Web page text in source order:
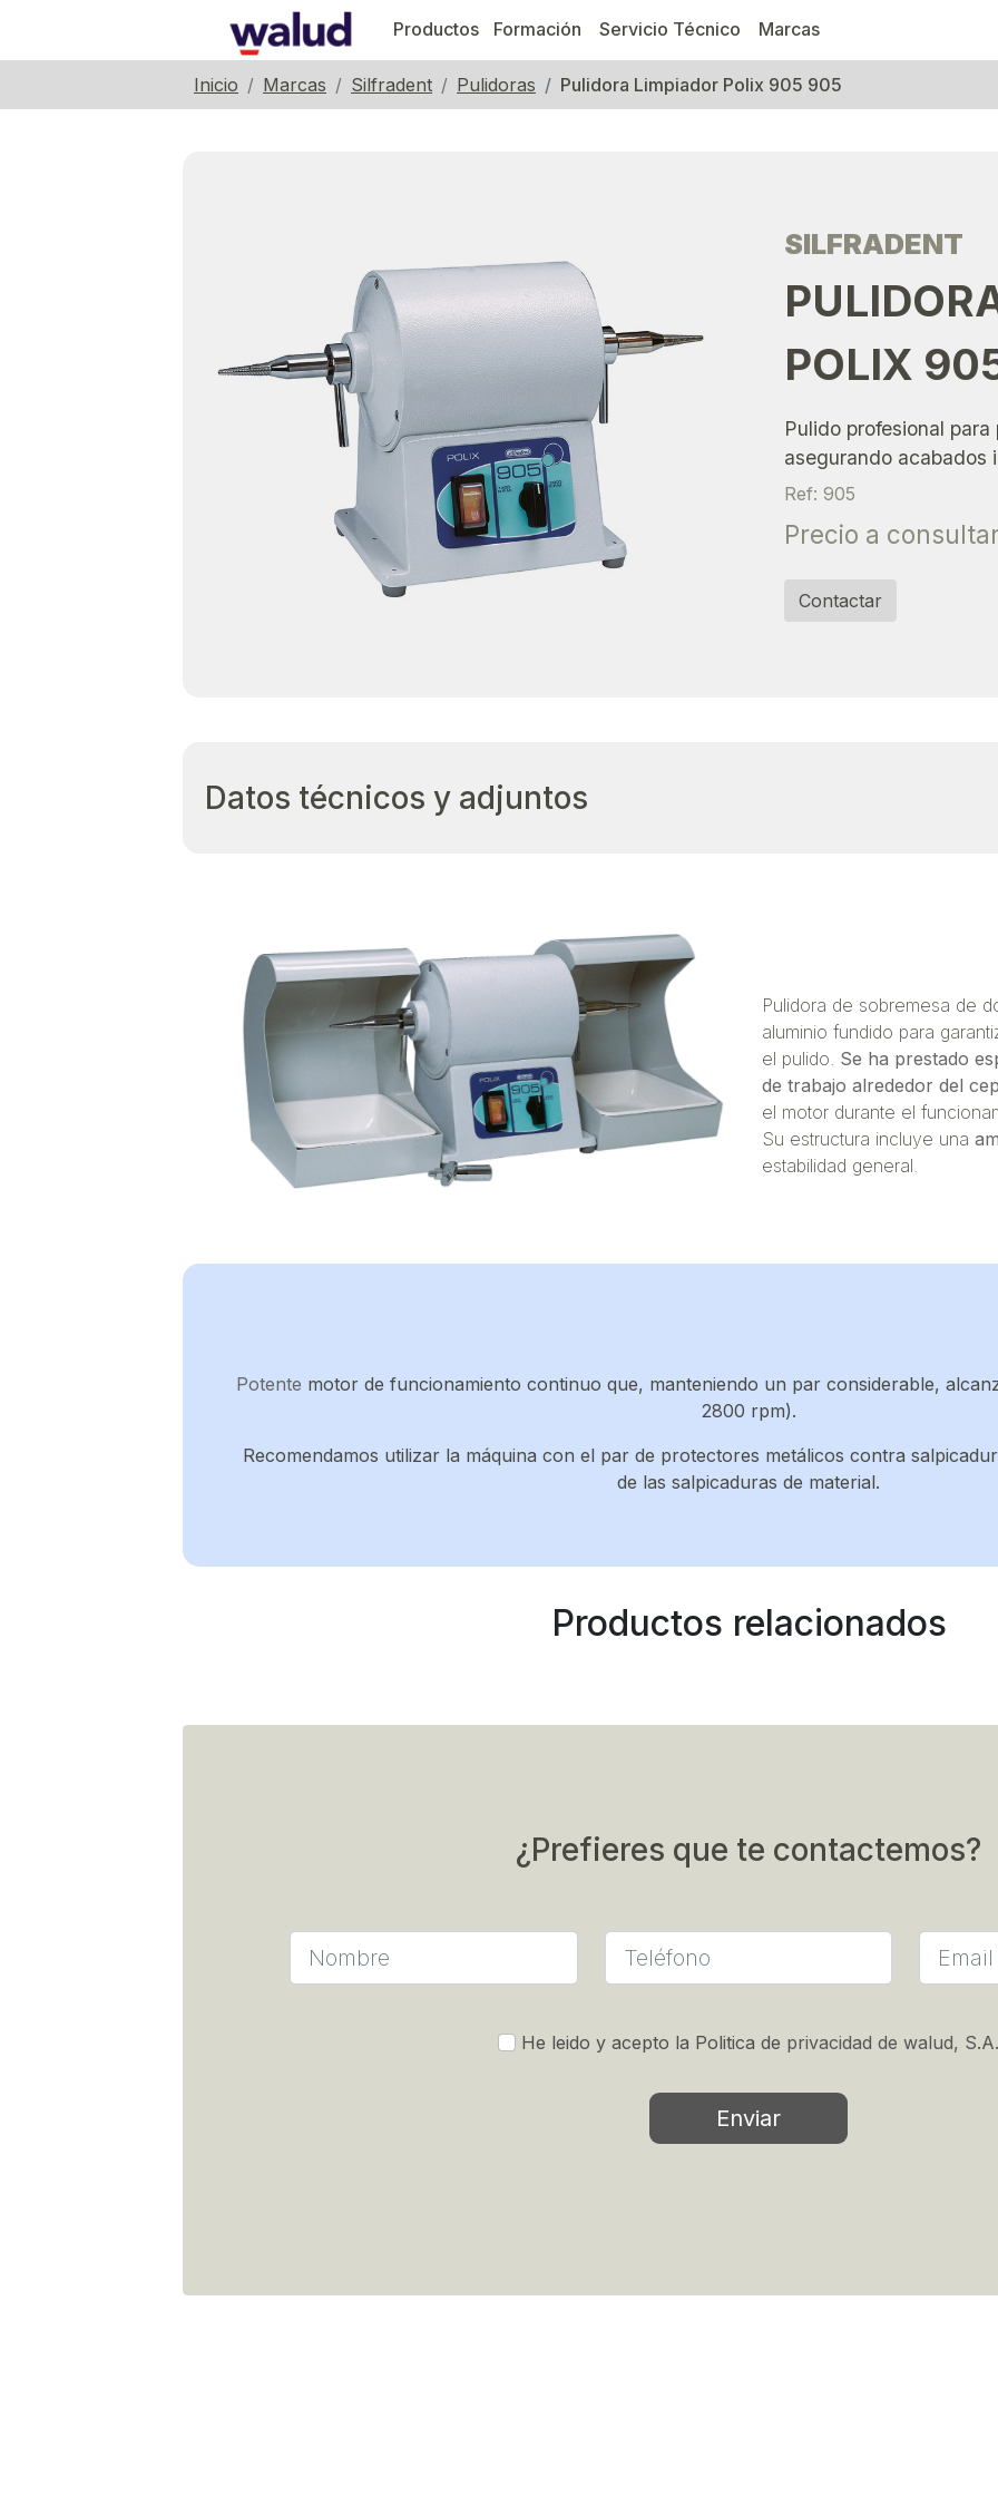
Productos Formación Servicio Técnico Marcas
Inicio Marcas Silfradent Pulidoras Pulidora Limpiador Polix 905 905
SILFRADENT
POLIX
Pulido profesional
asegurando acabados
Ref: 905
Precio a
Contactar
Datos técnicos y adjuntos
Pulidora de sobremesa de
aluminio fundido para
el pulido. Se ha prestado
de trabajo alrededor del
el motor durante el
Su estructura incluye una
estabilidad general.
Potente motor de funcionamiento continuo que, manteniendo un par considerable,
2800 rpm).
Recomendamos utilizar la máquina con el par de protectores metálicos contra
de las salpicaduras de material.
Productos relacionados
¿Prefieres que te contactemos?
He leido y acepto la Politica de privacidad de walud, S.A.
Enviar